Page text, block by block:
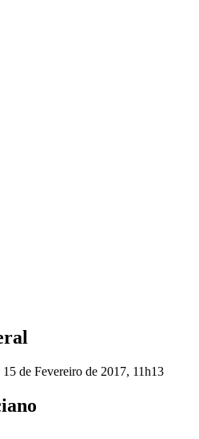
de Fevereiro de 2017, 11h13